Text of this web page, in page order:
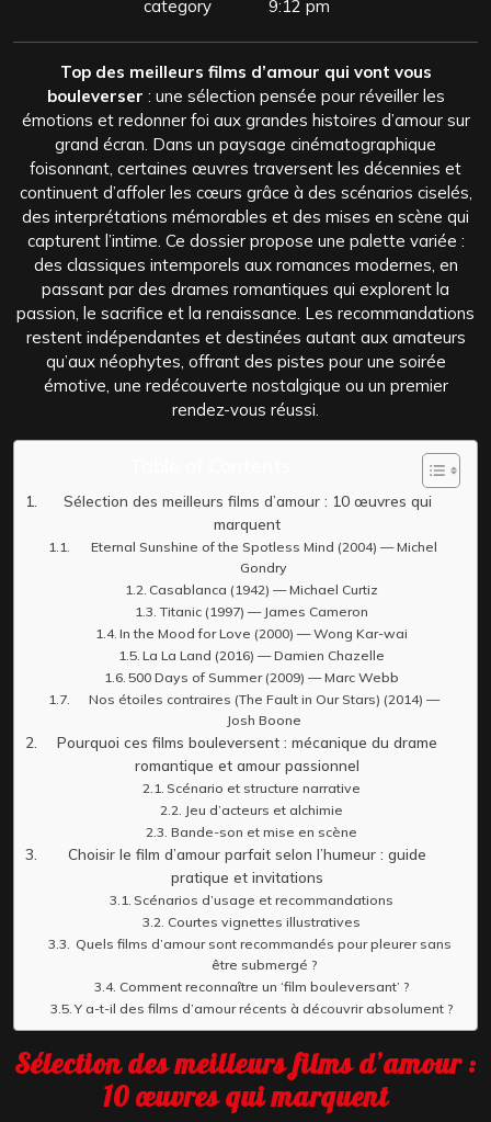
category
9:12 pm
Top des meilleurs films d’amour qui vont vous
bouleverser : une sélection pensée pour réveiller les
émotions et redonner foi aux grandes histoires d’amour sur
grand écran. Dans un paysage cinématographique
foisonnant, certaines œuvres traversent les décennies et
continuent d’affoler les cœurs grâce à des scénarios ciselés,
des interprétations mémorables et des mises en scène qui
capturent l’intime. Ce dossier propose une palette variée :
des classiques intemporels aux romances modernes, en
passant par des drames romantiques qui explorent la
passion, le sacrifice et la renaissance. Les recommandations
restent indépendantes et destinées autant aux amateurs
qu’aux néophytes, offrant des pistes pour une soirée
émotive, une redécouverte nostalgique ou un premier
rendez-vous réussi.
Sélection des meilleurs films d’amour : 10 œuvres qui
marquent
Eternal Sunshine of the Spotless Mind (2004) — Michel
Gondry
Casablanca (1942) — Michael Curtiz
Titanic (1997) — James Cameron
In the Mood for Love (2000) — Wong Kar-wai
La La Land (2016) — Damien Chazelle
500 Days of Summer (2009) — Marc Webb
Nos étoiles contraires (The Fault in Our Stars) (2014) —
Josh Boone
Pourquoi ces films bouleversent : mécanique du drame
romantique et amour passionnel
Scénario et structure narrative
Jeu d’acteurs et alchimie
Bande-son et mise en scène
Choisir le film d’amour parfait selon l’humeur : guide
pratique et invitations
Scénarios d’usage et recommandations
Courtes vignettes illustratives
Quels films d’amour sont recommandés pour pleurer sans
être submergé ?
Comment reconnaître un ‘film bouleversant’ ?
Y a-t-il des films d’amour récents à découvrir absolument ?
Sélection des meilleurs films d’amour :
10 œuvres qui marquent